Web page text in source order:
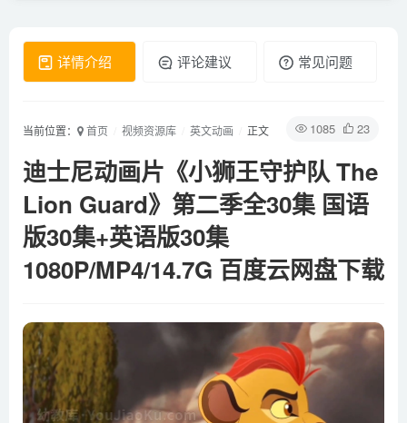
详情介绍 评论建议 常见问题
1085 23
当前位置： 首页 视频资源库 英文动画 正文
迪士尼动画片《小狮王守护队 The
Lion Guard》第二季全30集 国语
版30集+英语版30集
1080P/MP4/14.7G 百度云网盘下载